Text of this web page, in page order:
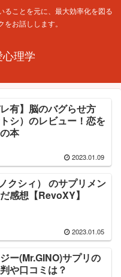
ることを元に、最大効率化を図る
お話しします。
理学
レ有】脳のバグらせ方
トシ）のレビュー！恋を
本
2023.01.09
クシィ） のサプリメン
感想【RevoXY】
2023.01.05
ー(Mr.GINO)サプリの
や口コミは？